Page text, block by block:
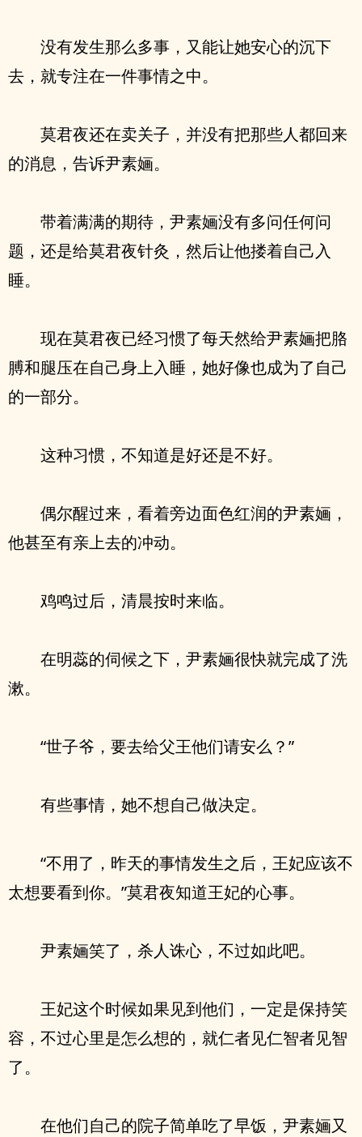
没有发生那么多事，又能让她安心的沉下
去，就专注在一件事情之中。
莫君夜还在卖关子，并没有把那些人都回来
的消息，告诉尹素婳。
带着满满的期待，尹素婳没有多问任何问
题，还是给莫君夜针灸，然后让他搂着自己入
睡。
现在莫君夜已经习惯了每天然给尹素婳把胳
膊和腿压在自己身上入睡，她好像也成为了自己
的一部分。
这种习惯，不知道是好还是不好。
偶尔醒过来，看着旁边面色红润的尹素婳，
他甚至有亲上去的冲动。
鸡鸣过后，清晨按时来临。
在明蕊的伺候之下，尹素婳很快就完成了洗
漱。
“世子爷，要去给父王他们请安么？”
有些事情，她不想自己做决定。
“不用了，昨天的事情发生之后，王妃应该不
太想要看到你。”莫君夜知道王妃的心事。
尹素婳笑了，杀人诛心，不过如此吧。
王妃这个时候如果见到他们，一定是保持笑
容，不过心里是怎么想的，就仁者见仁智者见智
了。
在他们自己的院子简单吃了早饭，尹素婳又